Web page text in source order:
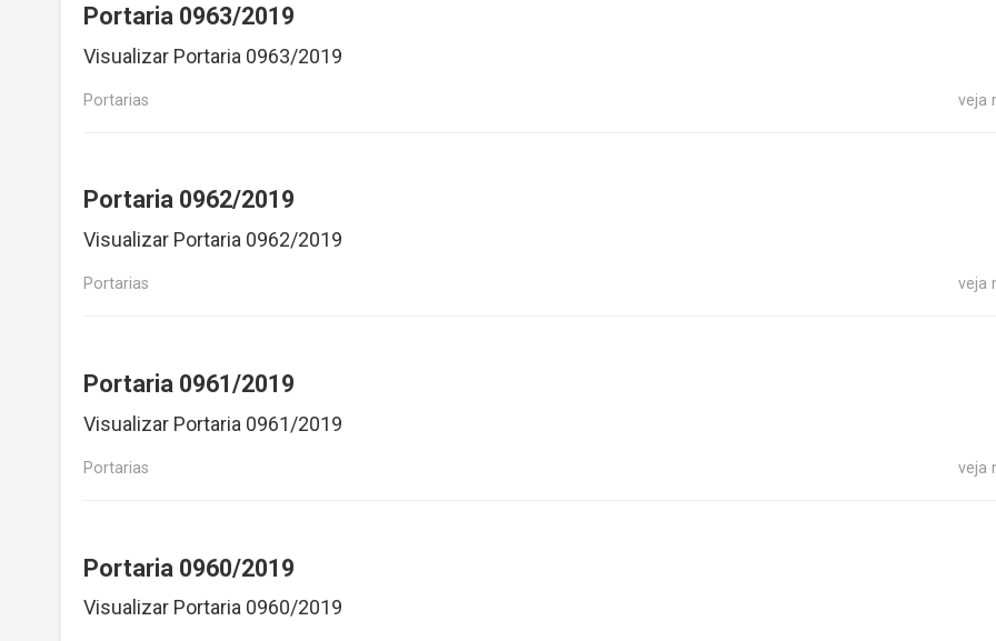
Portaria 0963/2019
Visualizar Portaria 0963/2019
Portarias veja
Portaria 0962/2019
Visualizar Portaria 0962/2019
Portarias veja
Portaria 0961/2019
Visualizar Portaria 0961/2019
Portarias veja
Portaria 0960/2019
Visualizar Portaria 0960/2019